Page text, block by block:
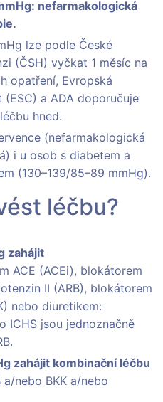
nefarmakologická
lze podle České
(ČSH) vyčkat 1 měsíc na
opatření, Evropská
a ADA doporučuje
hned.
(nefarmakologická
i u osob s diabetem a
(130–139/85–89 mmHg).
léčbu?
zahájit
ACE (ACEi), blokátorem
II (ARB), blokátorem
nebo diuretikem:
ICHS jsou jednoznačně
zahájit kombinační léčbu
a/nebo BKK a/nebo